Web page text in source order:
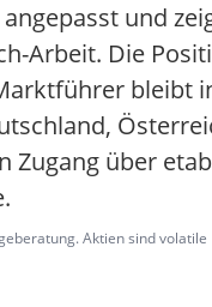
angepasst und
Arbeit. Die
bleibt
Zugang über
Aktien sind volatile